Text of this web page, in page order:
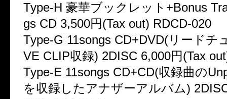
Type-H 豪華ブックレット+Bonus
gs CD 3,500円(Tax out) RDCD-020
Type-G 11songs CD+DVD(リードチ
VE CLIP収録) 2DISC 6,000円(Tax
Type-E 11songs CD+CD(収録曲の
を収録したアナザーアルバム)